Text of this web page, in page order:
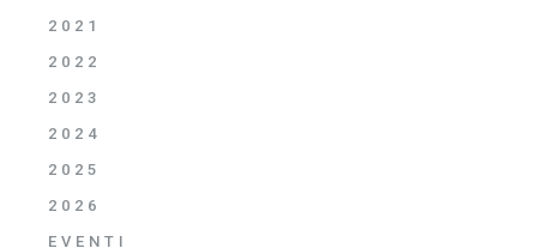
2021
2022
2023
2024
2025
2026
EVENTI